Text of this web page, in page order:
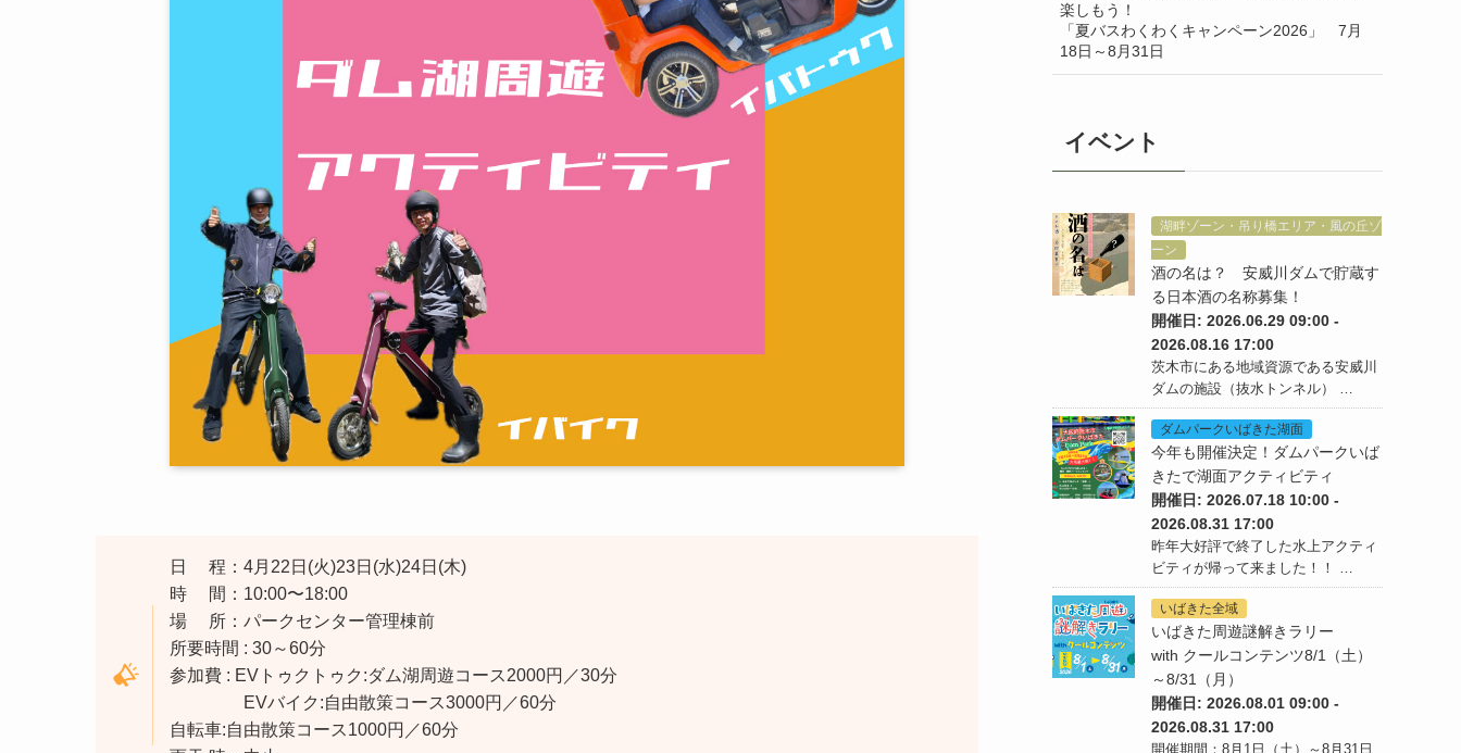
日 程：4月22日(火)23日(水)24日(木)
時 間：10:00〜18:00
場 所：パークセンター管理棟前
所要時間 : 30～60分
参加費 : EVトゥクトゥク:ダム湖周遊コース2000円／30分
EVバイク:自由散策コース3000円／60分
自転車:自由散策コース1000円／60分
楽しもう！
「夏バスわくわくキャンペーン2026」 7月
18日～8月31日
イベント
湖畔ゾーン・吊り橋エリア・風の丘ゾ
ーン
酒の名は？ 安威川ダムで貯蔵す
る日本酒の名称募集！
開催日: 2026.06.29 09:00 -
2026.08.16 17:00
茨木市にある地域資源である安威川
ダムの施設（抜水トンネル） …
ダムパークいばきた湖面
今年も開催決定！ダムパークいば
きたで湖面アクティビティ
開催日: 2026.07.18 10:00 -
2026.08.31 17:00
昨年大好評で終了した水上アクティ
ビティが帰って来ました！！ …
いばきた全域
いばきた周遊謎解きラリー
with クールコンテンツ8/1（土）
～8/31（月）
開催日: 2026.08.01 09:00 -
2026.08.31 17:00
開催期間：8月1日（土）～8月31日